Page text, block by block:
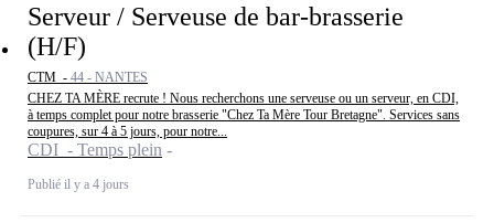
Serveur / Serveuse de bar-brasserie
(H/F)
CTM - 44 - NANTES
CHEZ TA MÈRE recrute ! Nous recherchons une serveuse ou un serveur, en CDI,
à temps complet pour notre brasserie "Chez Ta Mère Tour Bretagne". Services sans
coupures, sur 4 à 5 jours, pour notre...
CDI - Temps plein
Publié il y a 4 jours